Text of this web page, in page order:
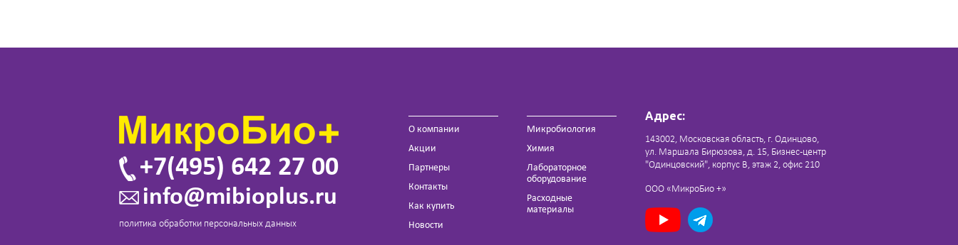
+7(495) 642 27 00
info@mibioplus.ru
политика обработки персональных данных
О компании
Акции
Партнеры
Контакты
Как купить
Новости
Микробиология
Химия
Лабораторное
оборудование
Расходные
материалы
Адрес:
143002, Московская область, г. Одинцово,
ул. Маршала Бирюзова, д. 15, Бизнес-центр
"Одинцовский", корпус В, этаж 2, офис 210
ООО «МикроБио +»